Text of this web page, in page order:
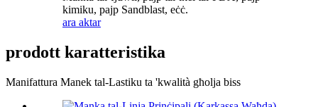
kimiku, pajp Sandblast, eċċ.
ara aktar
prodott karatteristika
Manifattura Manek tal-Lastiku ta 'kwalità għolja biss